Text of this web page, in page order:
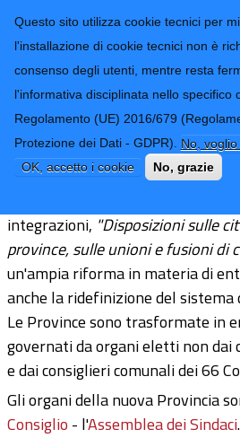
Questo sito utilizza cookie tecnici per
l'installazione di cookie tecnici non è
consenso degli utenti, mentre resta
l'informativa disciplinata nello specifico
Regolamento (UE) 2016/679
Protezione dei Dati - GDPR). No,
OK, accetto i cookie
No, grazie
Provincia di
Imperia
Form di ricerca
Elezioni
integrazioni, "Disposizioni sulle
province, sulle unioni e fusioni di
un'ampia riforma in materia di
anche la ridefinizione del sistema
Le Province sono trasformate in
governati da organi eletti non dai
e dai consiglieri comunali dei 66
Gli organi della nuova Provincia
Consiglio - l'Assemblea dei Sindaci.